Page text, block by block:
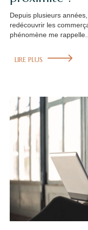
Depuis plusieurs
redécouvrir les
phénomène me
LIRE PLUS